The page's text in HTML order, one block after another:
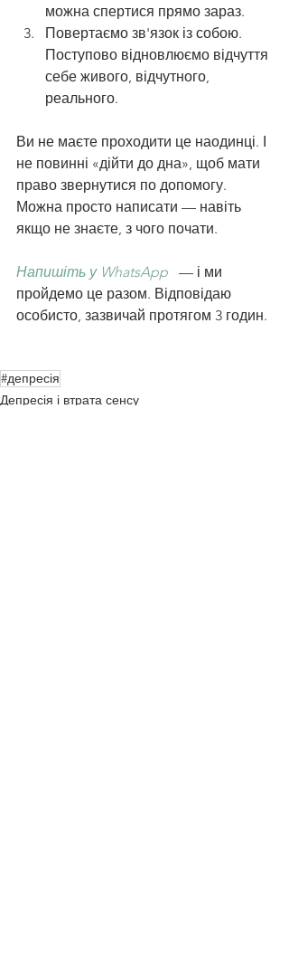
можна спертися прямо зараз.
Повертаємо зв'язок із собою.
Поступово відновлюємо відчуття
себе живого, відчутного,
реального.
Ви не маєте проходити це наодинці. І
не повинні «дійти до дна», щоб мати
право звернутися по допомогу.
Можна просто написати — навіть
якщо не знаєте, з чого почати.
Напишіть у WhatsApp — і ми
пройдемо це разом. Відповідаю
особисто, зазвичай протягом 3 годин.
#депресія
Депресія і втрата сенсу